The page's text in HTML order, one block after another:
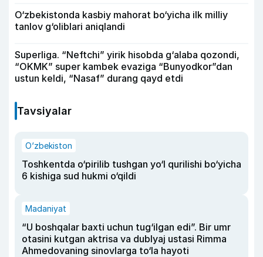
O‘zbekistonda kasbiy mahorat bo‘yicha ilk milliy
tanlov g‘oliblari aniqlandi
Superliga. “Neftchi” yirik hisobda g‘alaba qozondi,
“OKMK” super kambek evaziga “Bunyodkor”dan
ustun keldi, “Nasaf” durang qayd etdi
Tavsiyalar
O‘zbekiston
Toshkentda o‘pirilib tushgan yo‘l qurilishi bo‘yicha
6 kishiga sud hukmi o‘qildi
Madaniyat
“U boshqalar baxti uchun tug‘ilgan edi”. Bir umr
otasini kutgan aktrisa va dublyaj ustasi Rimma
Ahmedovaning sinovlarga to‘la hayoti